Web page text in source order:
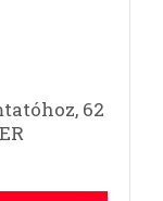
62